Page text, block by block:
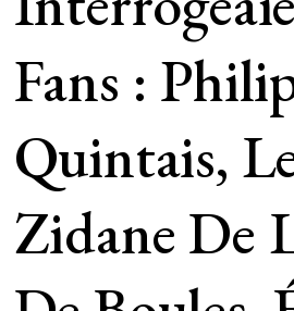
Fans :
Quintais,
Zidane De